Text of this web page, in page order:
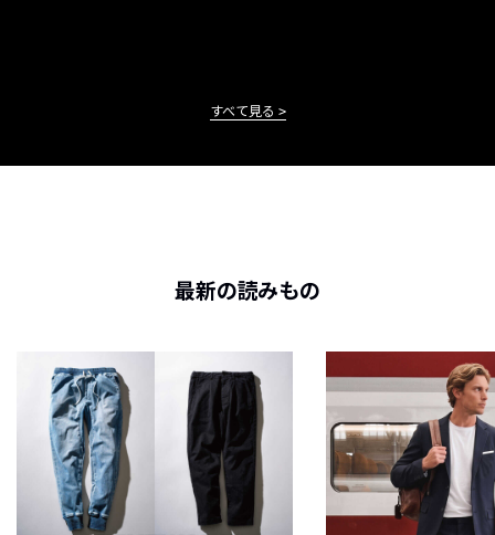
すべて見る
最新の読みもの